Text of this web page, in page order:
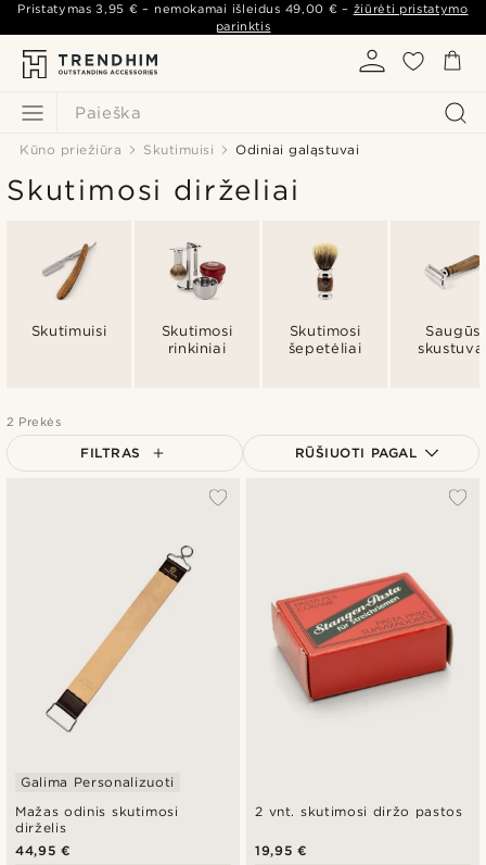
Paieška
Pristatymas3,95 € – nemokamai išleidus 49,00 € – žiūrėti pristatymo
parinktis
Kūno priežiūra Skutimuisi Odiniai galąstuvai
Skutimosi dirželiai
Skutimuisi
Skutimosi
rinkiniai
Skutimosi
šepetėliai
Saugūs
2 Prekės
FILTRAS RŪŠIUOTI PAGAL
Brangiausia
Mažas odinis skutimosi
dirželis
Galima Personalizuoti
44,95 €
2 vnt. skutimosi diržo pastos
19,95 €